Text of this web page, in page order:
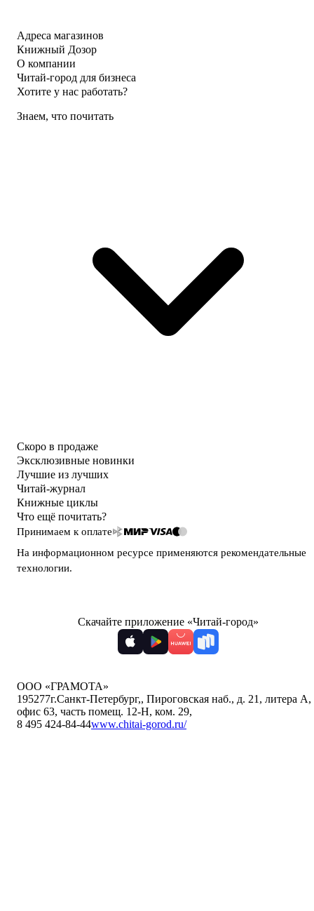
Адреса магазинов
Книжный Дозор
О компании
Читай-город для бизнеса
Хотите у нас работать?
Знаем, что почитать
Скоро в продаже
Эксклюзивные новинки
Лучшие из лучших
Читай-журнал
Книжные циклы
Что ещё почитать?
Принимаем к оплате
На информационном ресурсе применяются рекомендательные
технологии.
Скачайте приложение «Читай-город»
ООО «ГРАМОТА»
195277г.Санкт-Петербург,, Пироговская наб., д. 21, литера А,
офис 63, часть помещ. 12-Н, ком. 29,
8 495 424-84-44www.chitai-gorod.ru/